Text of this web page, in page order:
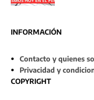
INFORMACIÓN
Contacto y quienes
Privacidad y
COPYRIGHT